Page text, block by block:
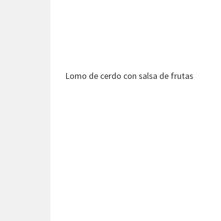
Lomo de cerdo con salsa de frutas